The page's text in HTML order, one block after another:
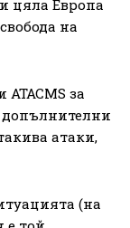
цяла Европа
на
за
допълнителни
атаки,
(на